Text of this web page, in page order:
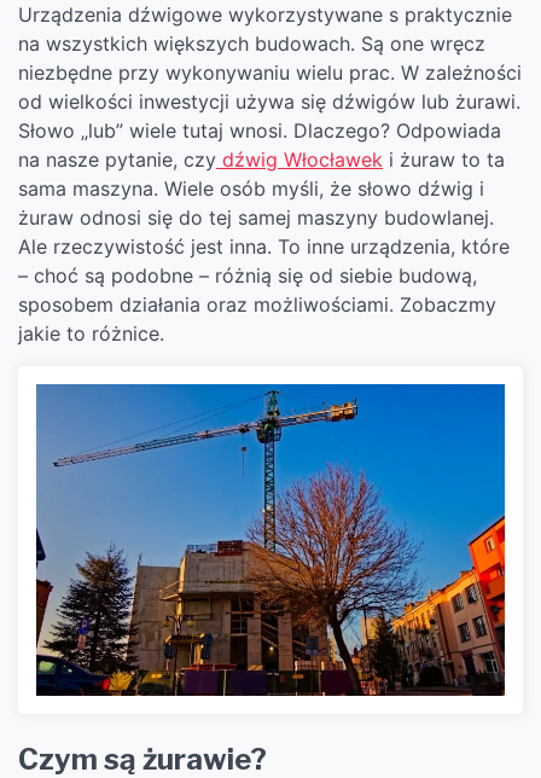
Urządzenia dźwigowe wykorzystywane s praktycznie
na wszystkich większych budowach. Są one wręcz
niezbędne przy wykonywaniu wielu prac. W zależności
od wielkości inwestycji używa się dźwigów lub żurawi.
Słowo „lub” wiele tutaj wnosi. Dlaczego? Odpowiada
na nasze pytanie, czy dźwig Włocławek i żuraw to ta
sama maszyna. Wiele osób myśli, że słowo dźwig i
żuraw odnosi się do tej samej maszyny budowlanej.
Ale rzeczywistość jest inna. To inne urządzenia, które
– choć są podobne – różnią się od siebie budową,
sposobem działania oraz możliwościami. Zobaczmy
jakie to różnice.
Czym są żurawie?